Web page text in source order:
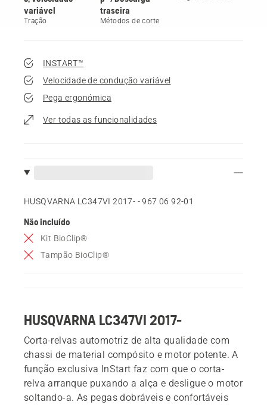
variável
Tração
traseira
Métodos de corte
INSTART™
Velocidade de condução variável
Pega ergonómica
Ver todas as funcionalidades
HUSQVARNA LC347VI 2017- - 967 06 92‑01
Não incluído
Kit BioClip®
Tampão BioClip®
HUSQVARNA LC347VI 2017-
Corta-relvas automotriz de alta qualidade com
chassi de material compósito e motor potente. A
função exclusiva InStart faz com que o corta-
relva arranque puxando a alça e desligue o motor
soltando-a. As pegas dobráveis e confortáveis